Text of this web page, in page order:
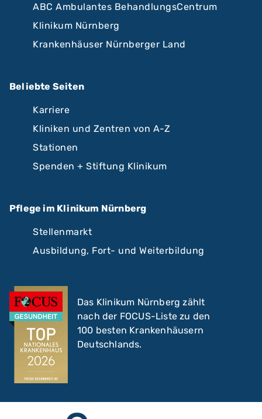
ABC Ambulantes BehandlungsCentrum
Klinikum Nürnberg
Krankenhäuser Nürnberger Land
Beliebte Seiten
Karriere
Kliniken und Zentren von A-Z
Stationen
Spenden + Stiftung Klinikum
Pflege im Klinikum Nürnberg
Stellenmarkt
Ausbildung, Fort- und Weiterbildung
Das Klinikum Nürnberg zählt
nach der FOCUS-Liste zu den
100 besten Krankenhäusern
Deutschlands.